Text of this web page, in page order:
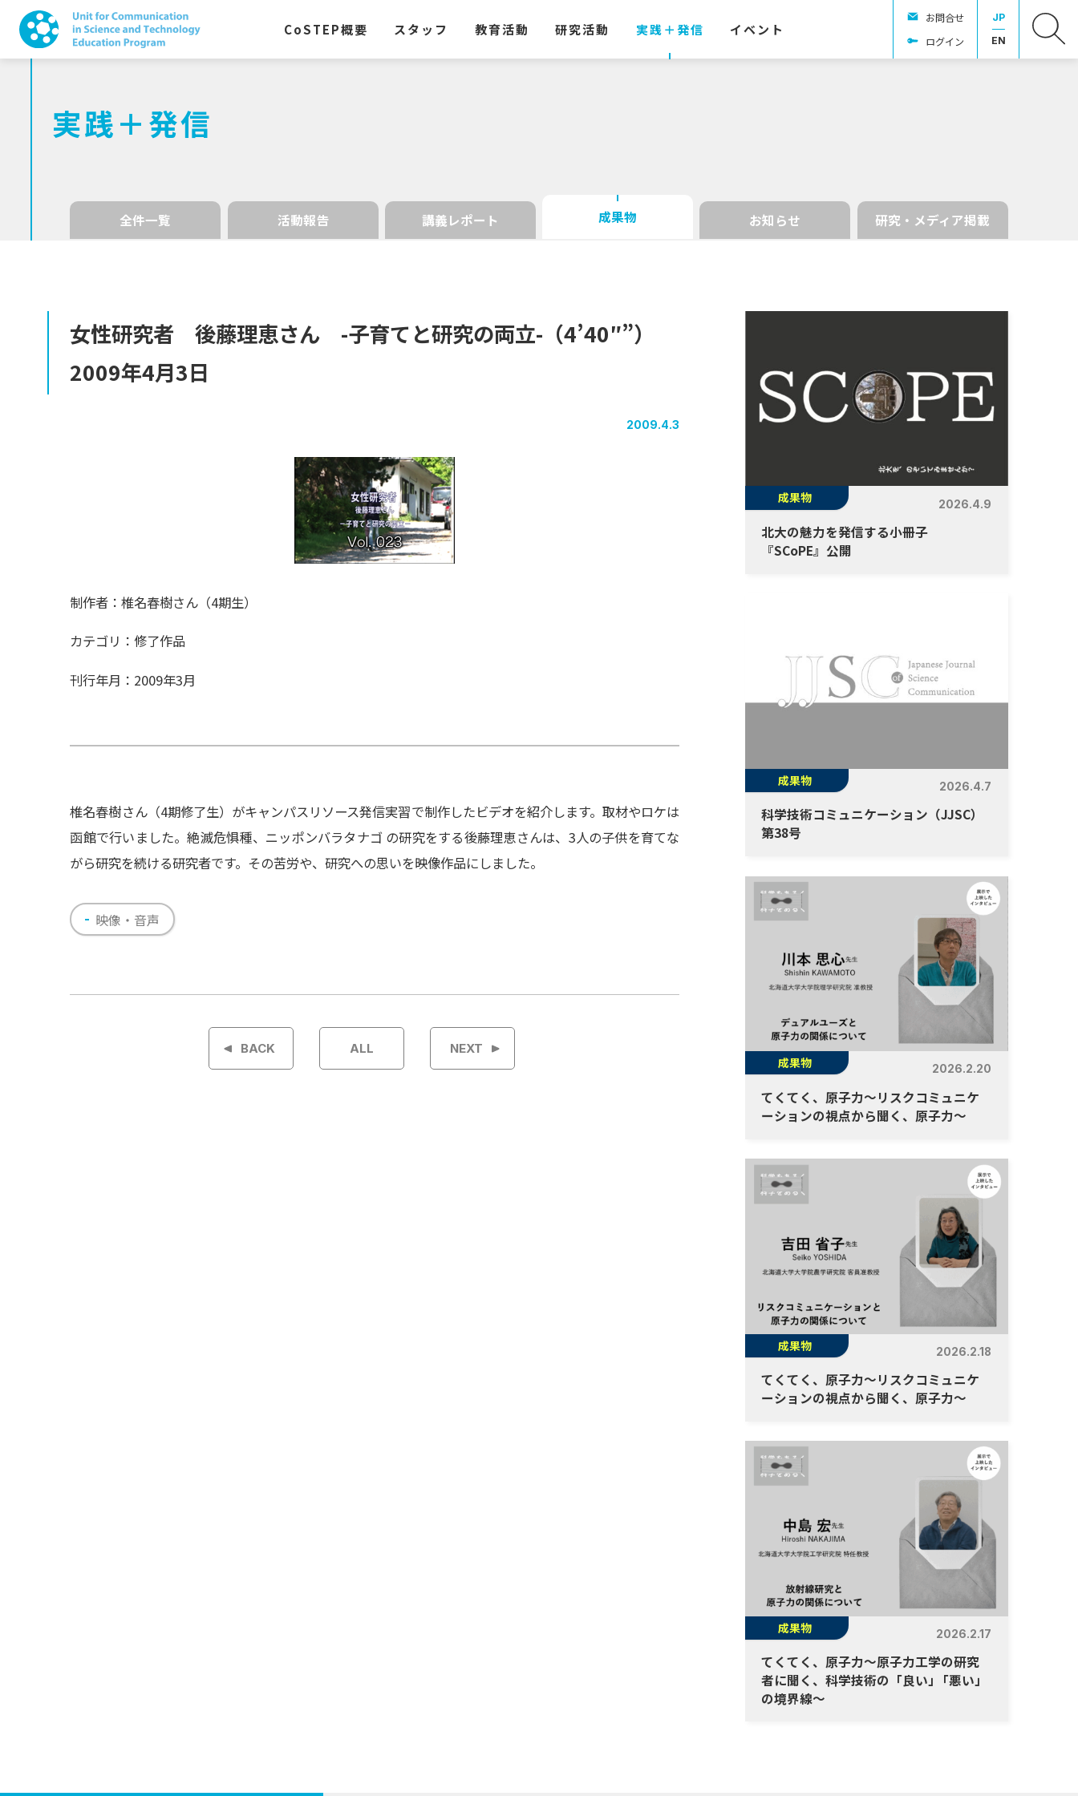
CoSTEP概要 スタッフ 教育活動 研究活動 実践＋発信 イベント
お問合せ
ログイン
JP
EN
実践＋発信
全件一覧 活動報告 講義レポート 成果物 お知らせ 研究・メディア掲載
女性研究者 後藤理恵さん -子育てと研究の両立- （4’40″”）
2009年4月3日
2009.4.3
制作者：椎名春樹さん（4期生）
カテゴリ：修了作品
刊行年月：2009年3月
椎名春樹さん（4期修了生）がキャンパスリソース発信実習で制作したビデオを紹介します。取材やロケは
函館で行いました。絶滅危惧種、ニッポンバラタナゴ の研究をする後藤理恵さんは、3人の子供を育てな
がら研究を続ける研究者です。その苦労や、研究への思いを映像作品にしました。
映像・音声
投
BACK ALL NEXT
成果物 2026.4.9
北大の魅力を発信する小冊子
『SCoPE』公開
成果物 2026.4.7
科学技術コミュニケーション（JJSC）
第38号
成果物 2026.2.20
てくてく、原子力～リスクコミュニケ
ーションの視点から聞く、原子力～
成果物 2026.2.18
てくてく、原子力～リスクコミュニケ
ーションの視点から聞く、原子力～
成果物 2026.2.17
てくてく、原子力～原子力工学の研究
者に聞く、科学技術の「良い」
「悪い」
の境界線～